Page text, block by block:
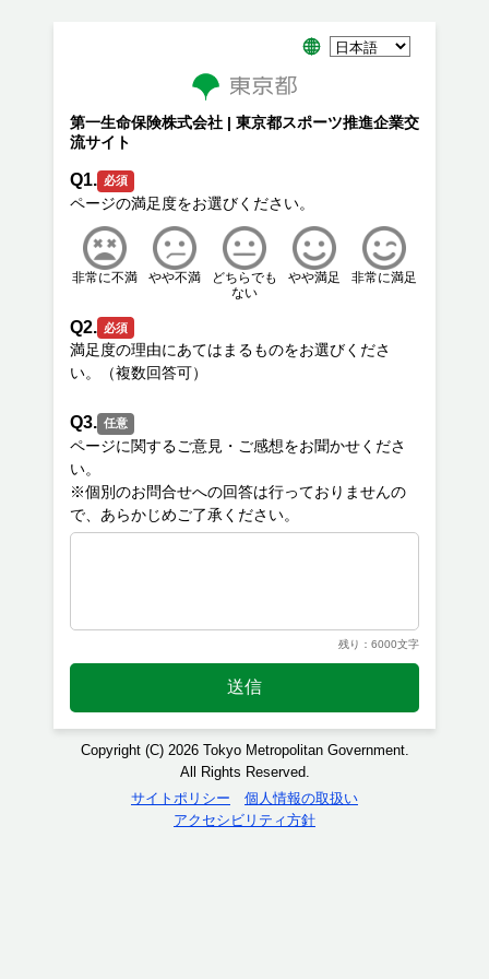
第一生命保険株式会社 | 東京都スポーツ推進企業交
流サイト
Q1. 必須
非常に不満 やや不満
どちらでも
ない
やや満足 非常に満足
Q2. 必須
満足度の理由にあてはまるものをお選びくださ
Q3. 任意
ページに関するご意見・ご感想をお聞かせくださ
い。
※個別のお問合せへの回答は行っておりませんの
残り：6000文字
送信
Copyright (C) 2026 Tokyo Metropolitan Government.
All Rights Reserved.
サイトポリシー
個人情報の取扱い
アクセシビリティ方針